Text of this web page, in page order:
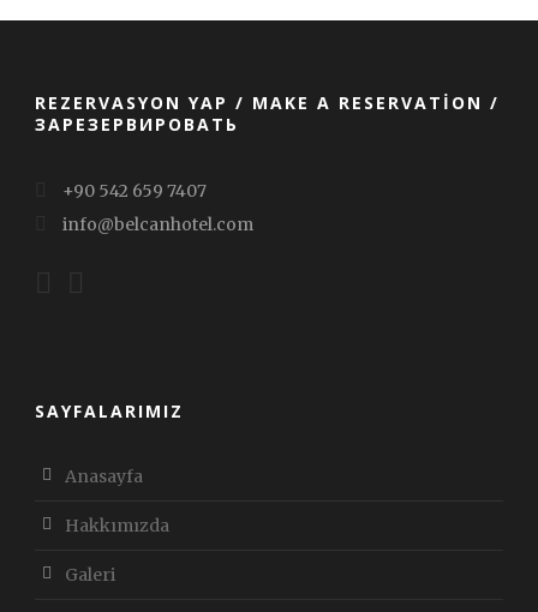
REZERVASYON YAP / MAKE A RESERVATION /
ЗАРЕЗЕРВИРОВАТЬ
+90 542 659 7407
info@belcanhotel.com
SAYFALARIMIZ
Anasayfa
Hakkımızda
Galeri